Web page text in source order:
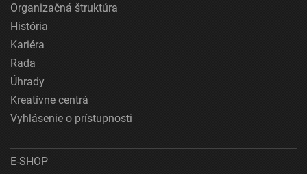
Organizačná štruktúra
História
Kariéra
Rada
Úhrady
Kreatívne centrá
Vyhlásenie o prístupnosti
E-SHOP